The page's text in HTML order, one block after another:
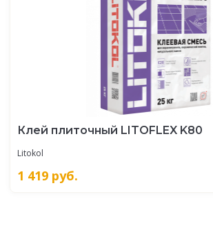
Клей плиточный LITOFLEX K80
Litokol
1 419 руб.